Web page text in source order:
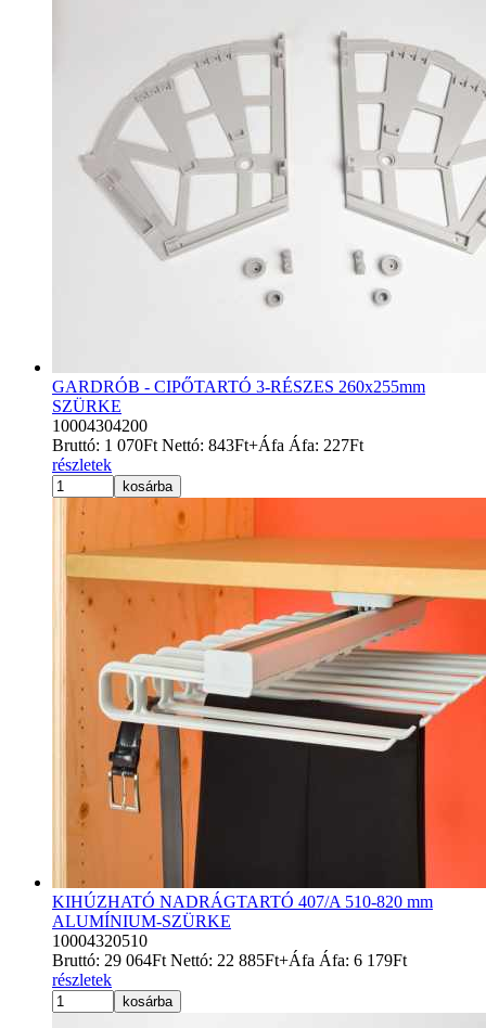
GARDRÓB - CIPŐTARTÓ 3-RÉSZES 260x255mm
SZÜRKE
10004304200
Bruttó: 1 070Ft Nettó: 843Ft+Áfa Áfa: 227Ft
részletek
kosárba
KIHÚZHATÓ NADRÁGTARTÓ 407/A 510-820 mm
ALUMÍNIUM-SZÜRKE
10004320510
Bruttó: 29 064Ft Nettó: 22 885Ft+Áfa Áfa: 6 179Ft
részletek
kosárba